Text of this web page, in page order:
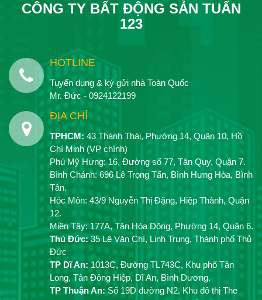
CÔNG TY BẤT ĐỘNG SẢN TUẤN
123
HOTLINE
Tuyển dụng & ký gửi nhà Toàn Quốc
Mr. Đức - 0924122199
ĐỊA CHỈ
TPHCM: 43 Thành Thái, Phường 14, Quận 10, Hồ
Chí Minh (VP chính)
Phú Mỹ Hưng: 16, Đường số 77, Tân Quy, Quận 7.
Bình Chánh: 696 Lê Trọng Tấn, Bình Hưng Hòa, Bình
Tân.
Hóc Môn: 43/9 Nguyễn Thị Đặng, Hiệp Thành, Quận
12.
Miền Tây: 177A, Tân Hòa Đông, Phường 14, Quận 6.
Thủ Đức:35 Lê Văn Chí, Linh Trung, Thành phố Thủ
Đức
TP Dĩ An: 1013C, Đường TL743C, Khu phố Tân
Long, Tân Đông Hiệp, Dĩ An, Bình Dương.
TP Thuận An:Số 19D đường N2, Khu đô thị The